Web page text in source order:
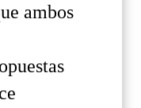
ambos